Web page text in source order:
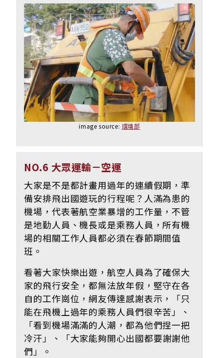
image source: 環境部
NO.6 大眾運輸－空運
大家是不是都計畫用過年的連續假期，準
備安排飛出國遊玩的行程呢？人滿為患的
機場，代表著航空業暴增的工作量，不管
是地勤人員、機長或是乘務人員，所有機
場的相關工作人員都必須在春節期間值
班。
看著大家快樂出遊，航空人員為了確保大
家的飛行安全，都無法放年假，堅守在各
自的工作崗位，網友傳達感謝表示，
「只
能在飛機上過年的乘務人員們很辛苦」、
「看到機場滿滿的人潮，都為他們捏一把
冷汗」、
「大家能夠開心出國都要謝謝他
們」。